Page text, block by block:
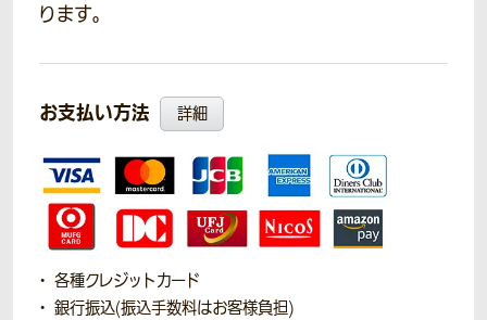
ります。
お支払い方法 詳細
各種クレジットカード
銀行振込(振込手数料はお客様負担)